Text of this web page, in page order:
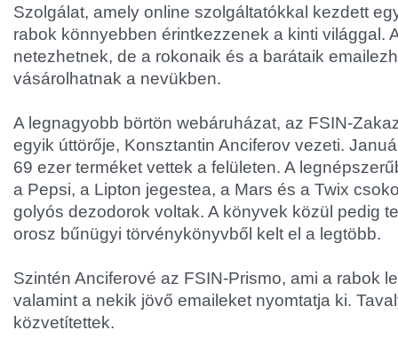
Szolgálat, amely online szolgáltatókkal kezdett
rabok könnyebben érintkezzenek a kinti világgal.
netezhetnek, de a rokonaik és a barátaik
vásárolhatnak a nevükben.
A legnagyobb börtön webáruházat, az FSIN-
egyik úttörője, Konsztantin Anciferov vezeti.
69 ezer terméket vettek a felületen. A
a Pepsi, a Lipton jegestea, a Mars és a Twix
golyós dezodorok voltak. A könyvek közül pedig
orosz bűnügyi törvénykönyvből kelt el a legtöbb.
Szintén Anciferové az FSIN-Prismo, ami a rabok
valamint a nekik jövő emaileket nyomtatja ki.
közvetítettek.